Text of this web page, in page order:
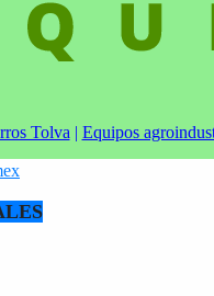
Tolva | Equipos